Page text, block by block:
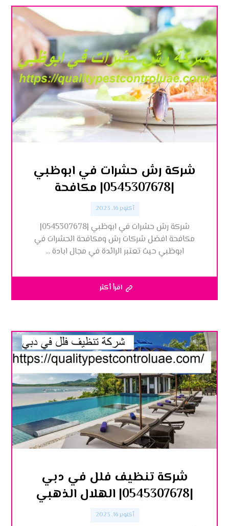
شركة رش حشرات في ابوظبي
|0545307678| مكافحة
أكتوبر 16, 2023
شركة رش حشرات في ابوظبي |0545307678|
مكافحة افضل شركات رش ومكافحة الحشرات في
ابوظبي حيث تعتبر الرائدة في مجال ابادة ...
اقرأ أكثر
شركة تنظيف فلل في دبي
|0545307678| الهلال الذهبي
أكتوبر 16, 2023